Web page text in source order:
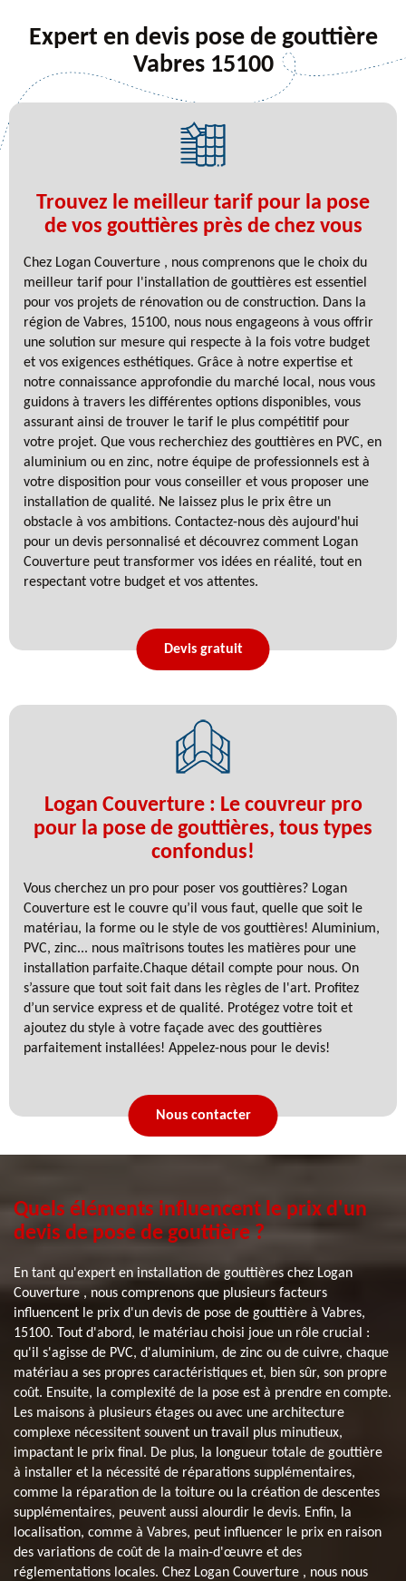
Expert en devis pose de gouttière
Vabres 15100
Trouvez le meilleur tarif pour la pose
de vos gouttières près de chez vous
Chez Logan Couverture , nous comprenons que le choix du
meilleur tarif pour l'installation de gouttières est essentiel
pour vos projets de rénovation ou de construction. Dans la
région de Vabres, 15100, nous nous engageons à vous offrir
une solution sur mesure qui respecte à la fois votre budget
et vos exigences esthétiques. Grâce à notre expertise et
notre connaissance approfondie du marché local, nous vous
guidons à travers les différentes options disponibles, vous
assurant ainsi de trouver le tarif le plus compétitif pour
votre projet. Que vous recherchiez des gouttières en PVC, en
aluminium ou en zinc, notre équipe de professionnels est à
votre disposition pour vous conseiller et vous proposer une
installation de qualité. Ne laissez plus le prix être un
obstacle à vos ambitions. Contactez-nous dès aujourd'hui
pour un devis personnalisé et découvrez comment Logan
Couverture peut transformer vos idées en réalité, tout en
respectant votre budget et vos attentes.
Devis gratuit
Logan Couverture : Le couvreur pro
pour la pose de gouttières, tous types
confondus!
Vous cherchez un pro pour poser vos gouttières? Logan
Couverture est le couvre qu’il vous faut, quelle que soit le
matériau, la forme ou le style de vos gouttières! Aluminium,
PVC, zinc... nous maîtrisons toutes les matières pour une
installation parfaite.Chaque détail compte pour nous. On
s’assure que tout soit fait dans les règles de l'art. Profitez
d’un service express et de qualité. Protégez votre toit et
ajoutez du style à votre façade avec des gouttières
parfaitement installées! Appelez-nous pour le devis!
Nous contacter
Quels éléments influencent le prix d'un
devis de pose de gouttière ?
En tant qu'expert en installation de gouttières chez Logan
Couverture , nous comprenons que plusieurs facteurs
influencent le prix d'un devis de pose de gouttière à Vabres,
15100. Tout d'abord, le matériau choisi joue un rôle crucial :
qu'il s'agisse de PVC, d'aluminium, de zinc ou de cuivre, chaque
matériau a ses propres caractéristiques et, bien sûr, son propre
coût. Ensuite, la complexité de la pose est à prendre en compte.
Les maisons à plusieurs étages ou avec une architecture
complexe nécessitent souvent un travail plus minutieux,
impactant le prix final. De plus, la longueur totale de gouttière
à installer et la nécessité de réparations supplémentaires,
comme la réparation de la toiture ou la création de descentes
supplémentaires, peuvent aussi alourdir le devis. Enfin, la
localisation, comme à Vabres, peut influencer le prix en raison
des variations de coût de la main-d'œuvre et des
réglementations locales. Chez Logan Couverture , nous nous